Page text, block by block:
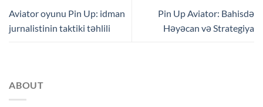
Aviator oyunu Pin Up: idman
jurnalistinin taktiki təhlili
Pin Up Aviator: Bahisdə
Həyəcan və Strategiya
ABOUT